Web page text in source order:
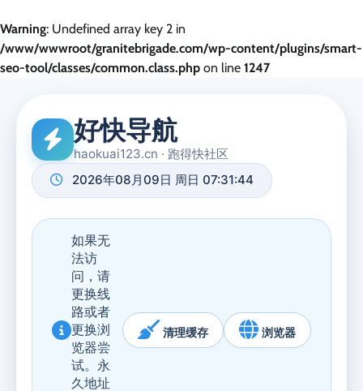
Warning: Undefined array key 2 in
/www/wwwroot/granitebrigade.com/wp-content/plugins/smart-
seo-tool/classes/common.class.php on line 1247